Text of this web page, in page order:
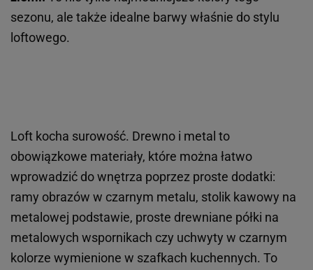
sezonu, ale także idealne barwy właśnie do stylu
loftowego.
Loft kocha surowość. Drewno i metal to
obowiązkowe materiały, które można łatwo
wprowadzić do wnętrza poprzez proste dodatki:
ramy obrazów w czarnym metalu, stolik kawowy na
metalowej podstawie, proste drewniane półki na
metalowych wspornikach czy uchwyty w czarnym
kolorze wymienione w szafkach kuchennych. To